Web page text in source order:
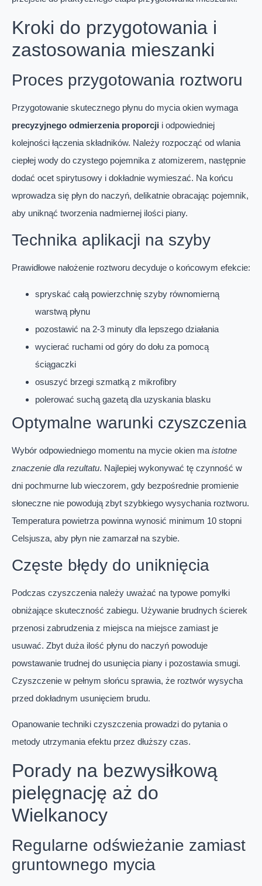
Kroki do przygotowania i
zastosowania mieszanki
Proces przygotowania roztworu
Przygotowanie skutecznego płynu do mycia okien wymaga
precyzyjnego odmierzenia proporcji i odpowiedniej
kolejności łączenia składników. Należy rozpocząć od wlania
ciepłej wody do czystego pojemnika z atomizerem, następnie
dodać ocet spirytusowy i dokładnie wymieszać. Na końcu
wprowadza się płyn do naczyń, delikatnie obracając pojemnik,
aby uniknąć tworzenia nadmiernej ilości piany.
Technika aplikacji na szyby
Prawidłowe nałożenie roztworu decyduje o końcowym efekcie:
spryskać całą powierzchnię szyby równomierną
warstwą płynu
pozostawić na 2-3 minuty dla lepszego działania
wycierać ruchami od góry do dołu za pomocą
ściągaczki
osuszyć brzegi szmatką z mikrofibry
polerować suchą gazetą dla uzyskania blasku
Optymalne warunki czyszczenia
Wybór odpowiedniego momentu na mycie okien ma istotne
znaczenie dla rezultatu. Najlepiej wykonywać tę czynność w
dni pochmurne lub wieczorem, gdy bezpośrednie promienie
słoneczne nie powodują zbyt szybkiego wysychania roztworu.
Temperatura powietrza powinna wynosić minimum 10 stopni
Celsjusza, aby płyn nie zamarzał na szybie.
Częste błędy do uniknięcia
Podczas czyszczenia należy uważać na typowe pomyłki
obniżające skuteczność zabiegu. Używanie brudnych ścierek
przenosi zabrudzenia z miejsca na miejsce zamiast je
usuwać. Zbyt duża ilość płynu do naczyń powoduje
powstawanie trudnej do usunięcia piany i pozostawia smugi.
Czyszczenie w pełnym słońcu sprawia, że roztwór wysycha
przed dokładnym usunięciem brudu.
Opanowanie techniki czyszczenia prowadzi do pytania o
metody utrzymania efektu przez dłuższy czas.
Porady na bezwysiłkową
pielęgnację aż do
Wielkanocy
Regularne odświeżanie zamiast
gruntownego mycia